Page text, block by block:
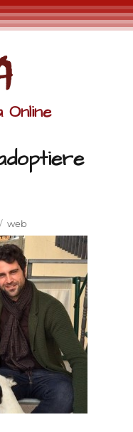
Online
Schlagwörter
web